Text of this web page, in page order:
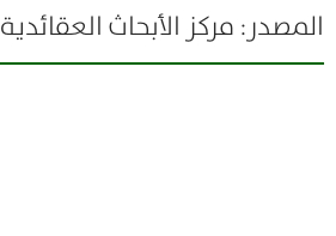
المصدر: مركز الأبحاث العقائدية